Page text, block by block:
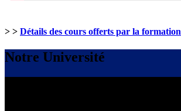
> > Détails des cours offerts par la formation
Notre Université